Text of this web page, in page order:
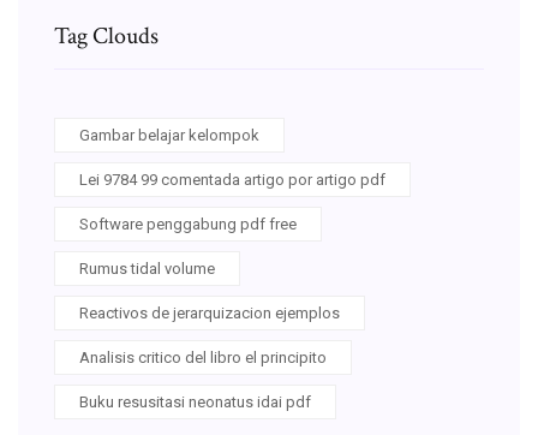
Tag Clouds
Gambar belajar kelompok
Lei 9784 99 comentada artigo por artigo pdf
Software penggabung pdf free
Rumus tidal volume
Reactivos de jerarquizacion ejemplos
Analisis critico del libro el principito
Buku resusitasi neonatus idai pdf